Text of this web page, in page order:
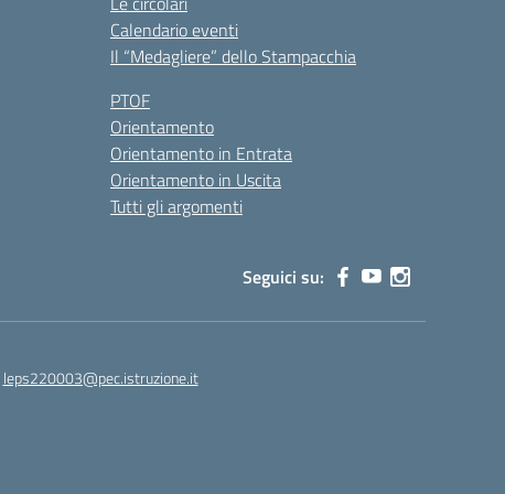
Calendario eventi
Il “Medagliere” dello Stampacchia
PTOF
Orientamento
Orientamento in Entrata
Orientamento in Uscita
Tutti gli argomenti
Seguici su:
leps220003@pec.istruzione.it